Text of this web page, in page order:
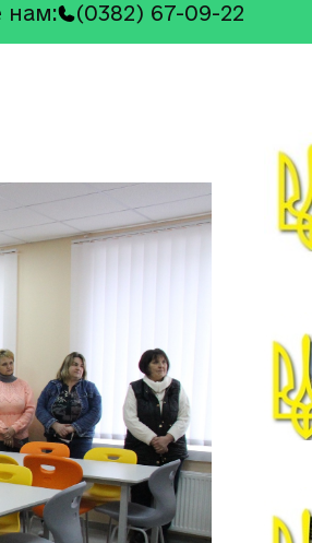
нам: (0382) 67-09-22